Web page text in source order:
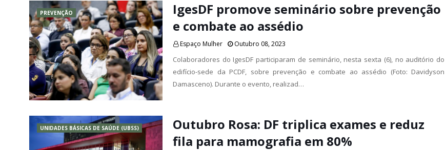
PREVENÇÃO
IgesDF promove seminário sobre prevenção
e combate ao assédio
Espaço Mulher Outubro 08, 2023
Colaboradores do IgesDF participaram de seminário, nesta sexta (6), no auditório do
edifício-sede da PCDF, sobre prevenção e combate ao assédio (Foto: Davidyson
Damasceno). Durante o evento, realizad…
UNIDADES BÁSICAS DE SAÚDE (UBSS)
Outubro Rosa: DF triplica exames e reduz
fila para mamografia em 80%